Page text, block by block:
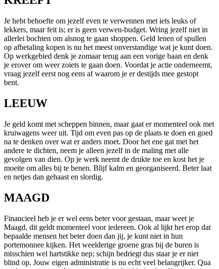
Je hebt behoefte om jezelf even te verwennen met iets leuks of
lekkers, maar feit is; er is geen verwen-budget. Wring jezelf niet in
allerlei bochten om alsnog te gaan shoppen. Geld lenen of spullen
op afbetaling kopen is nu het meest onverstandige wat je kunt doen.
Op werkgebied denk je zomaar terug aan een vorige baan en denk
je erover om weer zoiets te gaan doen. Voordat je actie onderneemt,
vraag jezelf eerst nog eens af waarom je er destijds mee gestopt
bent.
LEEUW
Je geld komt met scheppen binnen, maar gaat er momenteel ook met
kruiwagens weer uit. Tijd om even pas op de plaats te doen en goed
na te denken over wat er anders moet. Door het ene gat met het
andere te dichten, neem je alleen jezelf in de maling met alle
gevolgen van dien. Op je werk neemt de drukte toe en kost het je
moeite om alles bij te benen. Blijf kalm en georganiseerd. Beter laat
en netjes dan gehaast en slordig.
MAAGD
Financieel heb je er wel eens beter voor gestaan, maar weet je
Maagd, dit geldt momenteel voor iedereen. Ook al lijkt het erop dat
bepaalde mensen het beter doen dan jij, je kunt niet in hun
portemonnee kijken. Het weelderige groene gras bij de buren is
misschien wel hartstikke nep; schijn bedriegt dus staar je er niet
blind op. Jouw eigen administratie is nu echt veel belangrijker. Qua